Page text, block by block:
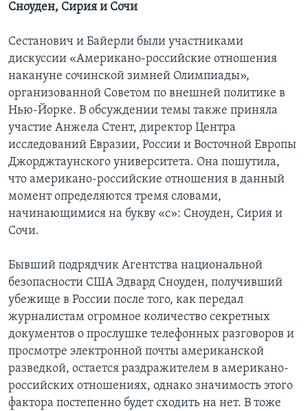
Сноуден, Сирия и Сочи
Сестанович и Байерли были участниками
дискуссии «Американо-российские отношения
накануне сочинской зимней Олимпиады»,
организованной Советом по внешней политике в
Нью-Йорке. В обсуждении темы также приняла
участие Анжела Стент, директор Центра
исследований Евразии, России и Восточной Европы
Джорджтаунского университета. Она пошутила,
что американо-российские отношения в данный
момент определяются тремя словами,
начинающимися на букву «с»: Сноуден, Сирия и
Сочи.
Бывший подрядчик Агентства национальной
безопасности США Эдвард Сноуден, получивший
убежище в России после того, как передал
журналистам огромное количество секретных
документов о прослушке телефонных разговоров и
просмотре электронной почты американской
разведкой, остается раздражителем в американо-
российских отношениях, однако значимость этого
фактора постепенно будет сходить на нет. В тоже